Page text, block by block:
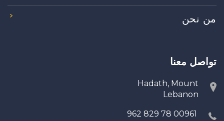
من نحن
تواصل معنا
Hadath, Mount
Lebanon
00961 78 829 962